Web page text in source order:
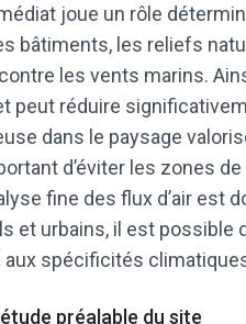
joue un rôle
bâtiments, les reliefs
les vents marins.
peut réduire
dans le paysage
d’éviter les zones
fine des flux d’air est
et urbains, il est possible
spécificités
préalable du site